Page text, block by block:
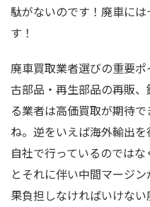
駄がないのです！廃車に
す！
廃車買取業者選びの重要
古部品・再生部品の再販
る業者は高価買取が期待
ね。逆をいえば海外輸出
自社で行っているのでは
とそれに伴い中間マージ
果負担しなければいけな